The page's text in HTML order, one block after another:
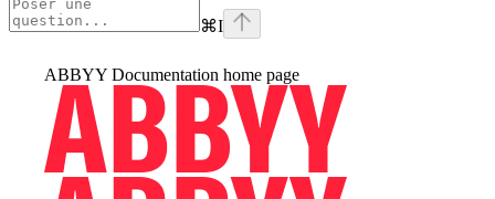
⌘I
ABBYY Documentation home page